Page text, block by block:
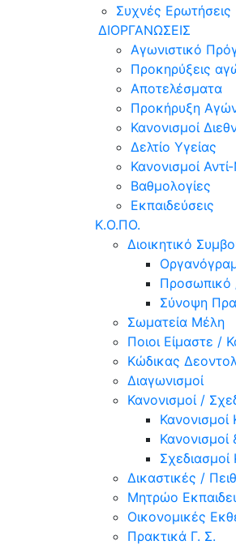
Συχνές Ερωτήσεις
ΔΙΟΡΓΑΝΩΣΕΙΣ
Αγωνιστικό
Προκηρύξεις
Αποτελέσματα
Προκήρυξη
Κανονισμοί
Δελτίο Υγείας
Κανονισμοί
Βαθμολογίες
Εκπαιδεύσεις
Κ.Ο.ΠΟ.
Διοικητικό
Προσωπικό
Σύνοψη
Σωματεία Μέλη
Ποιοι Είμαστε /
Κώδικας
Διαγωνισμοί
Κανονισμοί /
Κανονισμοί
Δικαστικές /
Μητρώο
Οικονομικές
Πρακτικά Γ. Σ.